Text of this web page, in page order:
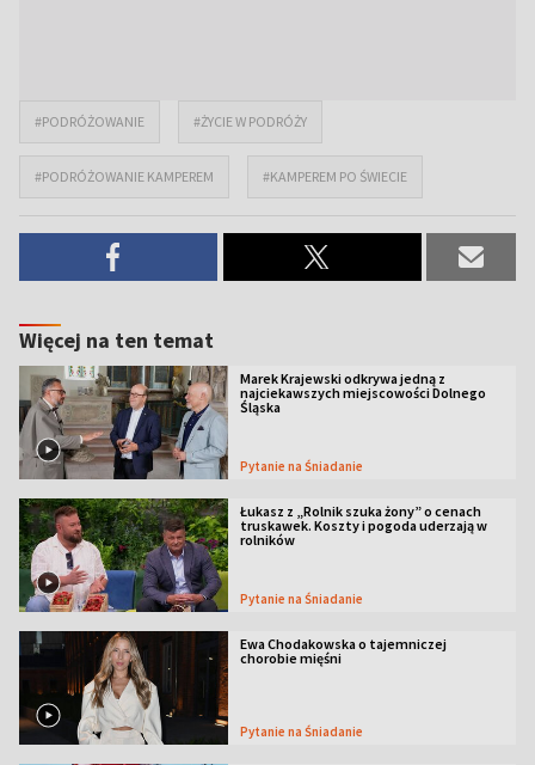
#PODRÓŻOWANIE #ŻYCIE W PODRÓŻY
#PODRÓŻOWANIE KAMPEREM #KAMPEREM PO ŚWIECIE
Więcej na ten temat
Marek Krajewski odkrywa jedną z
najciekawszych miejscowości Dolnego
Śląska
Pytanie na Śniadanie
Łukasz z „Rolnik szuka żony” o cenach
truskawek. Koszty i pogoda uderzają w
rolników
Pytanie na Śniadanie
Ewa Chodakowska o tajemniczej
chorobie mięśni
Pytanie na Śniadanie